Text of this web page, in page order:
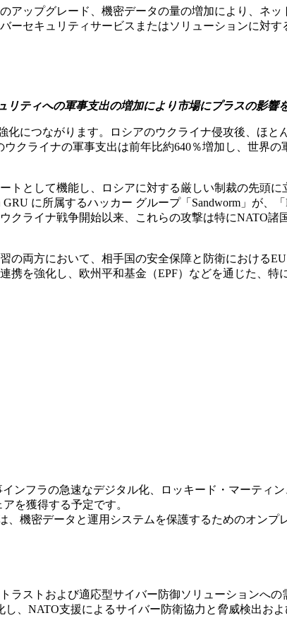
アップグレード、機密データの量の増加により、ネ
セキュリティサービスまたはソリューションに対す
ティへの軍事支出の増加により市場にプラスの影響
につながります。ロシアのウクライナ侵攻後、ほと
クライナの軍事支出は前年比約640％増加し、世界の
として機能し、ロシアに対する厳しい制裁の先頭
に所属するハッカー グループ「Sandworm」が、
ライナ戦争開始以来、これらの攻撃は特にNATO諸
両方において、相手国の安全保障と防衛における
を強化し、欧州平和基金（EPF）などを通じた、特
ンフラの急速なデジタル化、ロッキード・マーティ
を獲得する予定です。
機密データと運用システムを保護するためのオンプ
ストおよび適応型サイバー防御ソリューションへの
、NATO支援によるサイバー防衛協力と脅威検出お